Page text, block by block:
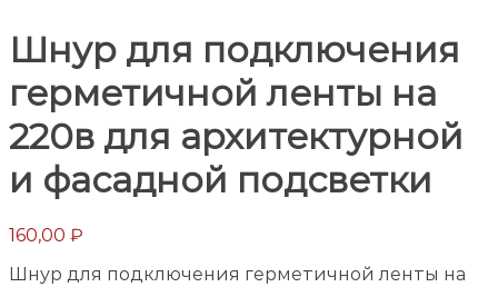
Шнур для подключения
герметичной ленты на
220в для архитектурной
и фасадной подсветки
160,00 ₽
Шнур для подключения герметичной ленты на